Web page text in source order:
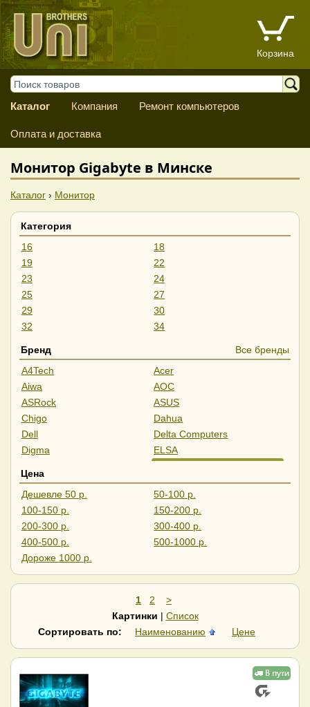
Корзина
Каталог Компания Ремонт компьютеров
Оплата и доставка
Монитор Gigabyte в Минске
Каталог › Монитор
Категория
16
18
19
22
23
24
25
27
29
30
32
34
39
40
43
45
49
55
57
Бренд
Все бренды
A4Tech
Acer
Aiwa
AOC
ASRock
ASUS
Chigo
Dahua
Dell
Delta Computers
Digma
ELSA
GMNG
HAFF
HIPER
Hisense
Horizont
HP
iFlow
Iiyama
IRBIS
Leff
Lenovo
LightCom
Lime
RDW Computers
Samsung
Vandor
ViewSonic
Xiaomi
Цена
Дешевле 50 р.
50-100 р.
100-150 р.
150-200 р.
200-300 р.
300-400 р.
400-500 р.
500-1000 р.
Дороже 1000 р.
1 2
>
Картинки | Список
Сортировать по:
Наименованию Цене